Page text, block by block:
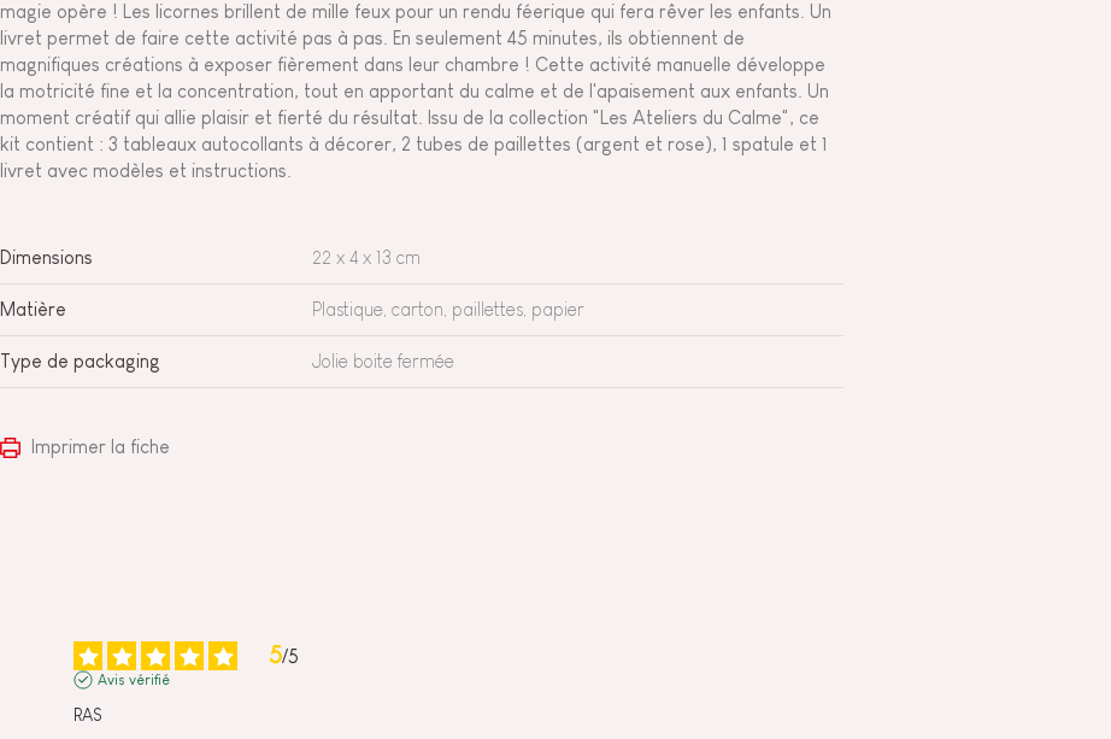
magie opère ! Les licornes brillent de mille feux pour un rendu féerique qui fera rêver les enfants. Un
livret permet de faire cette activité pas à pas. En seulement 45 minutes, ils obtiennent de
magnifiques créations à exposer fièrement dans leur chambre ! Cette activité manuelle développe
la motricité fine et la concentration, tout en apportant du calme et de l'apaisement aux enfants. Un
moment créatif qui allie plaisir et fierté du résultat. Issu de la collection "Les Ateliers du Calme", ce
kit contient : 3 tableaux autocollants à décorer, 2 tubes de paillettes (argent et rose), 1 spatule et 1
livret avec modèles et instructions.
Dimensions 22 x 4 x 13 cm
Matière Plastique, carton, paillettes, papier
Type de packaging Jolie boite fermée
Imprimer la fiche
5/5
Avis vérifié
RAS